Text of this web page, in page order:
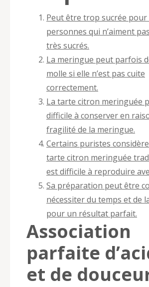
Peut être trop sucrée pour
personnes qui n’aiment
très sucrés.
La meringue peut parfois
molle si elle n’est pas cuite
correctement.
La tarte citron meringuée
difficile à conserver en
fragilité de la meringue.
Certains puristes
tarte citron meringuée
est difficile à reproduire
Sa préparation peut être
nécessiter du temps et de
pour un résultat parfait.
Association
parfaite
et de